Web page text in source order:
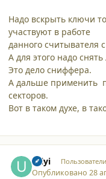
Надо вскрыть ключи
участвуют в работе
данного считывателя
А для этого надо
Это дело сниффера.
А дальше применить
секторов.
Вот в таком духе, в
Uilyi Пользователи
Опубликовано28